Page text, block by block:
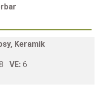
Keramik
VE: 6